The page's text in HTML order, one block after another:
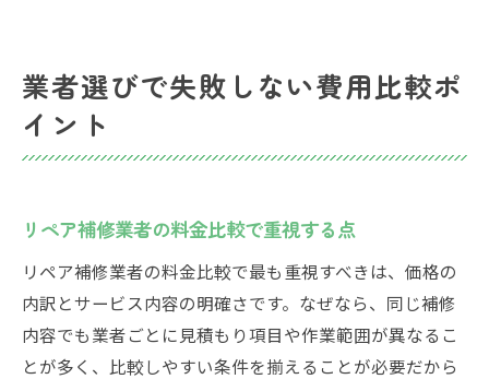
業者選びで失敗しない費用比較ポ
イント
リペア補修業者の料金比較で重視する点
リペア補修業者の料金比較で最も重視すべきは、価格の
内訳とサービス内容の明確さです。なぜなら、同じ補修
内容でも業者ごとに見積もり項目や作業範囲が異なるこ
とが多く、比較しやすい条件を揃えることが必要だから